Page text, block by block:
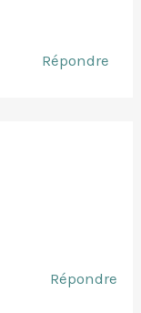
Répondre
Répondre